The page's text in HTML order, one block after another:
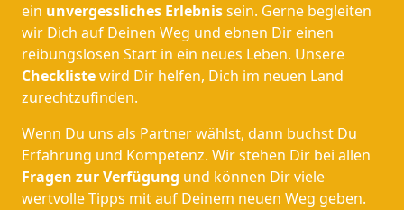
ein unvergessliches Erlebnissein. Gerne begleiten
wir Dich auf Deinen Weg und ebnen Dir einen
reibungslosen Start in ein neues Leben. Unsere
Checklistewird Dir helfen, Dich im neuen Land
zurechtzufinden.
Wenn Du uns als Partner wählst, dann buchst Du
Erfahrung und Kompetenz. Wir stehen Dir bei allen
Fragen zur Verfügung und können Dir viele
wertvolle Tipps mit auf Deinem neuen Weg geben.